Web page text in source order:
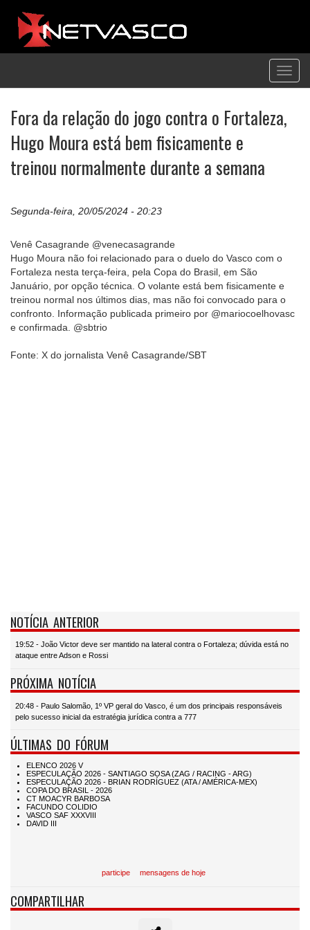
Fora da relação do jogo contra o Fortaleza,
Hugo Moura está bem fisicamente e
treinou normalmente durante a semana
Segunda-feira, 20/05/2024 - 20:23
Venê Casagrande @venecasagrande
Hugo Moura não foi relacionado para o duelo do Vasco com o
Fortaleza nesta terça-feira, pela Copa do Brasil, em São
Januário, por opção técnica. O volante está bem fisicamente e
treinou normal nos últimos dias, mas não foi convocado para o
confronto. Informação publicada primeiro por @mariocoelhovasc
e confirmada. @sbtrio
Fonte: X do jornalista Venê Casagrande/SBT
NOTÍCIA ANTERIOR
19:52 - João Victor deve ser mantido na lateral contra o Fortaleza; dúvida está no
ataque entre Adson e Rossi
PRÓXIMA NOTÍCIA
20:48 - Paulo Salomão, 1º VP geral do Vasco, é um dos principais responsáveis
pelo sucesso inicial da estratégia jurídica contra a 777
ÚLTIMAS DO FÓRUM
participe mensagens de hoje
COMPARTILHAR